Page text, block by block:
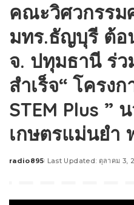
คณะวิศวกรรม
มทร.ธัญบุรี ต้อ
จ. ปทุมธานี ร่ว
สำเร็จ“ โครงก
STEM Plus ”
เกษตรแม่นยำ
Posted
radio895 Last Updated: ตุลาคม 3,